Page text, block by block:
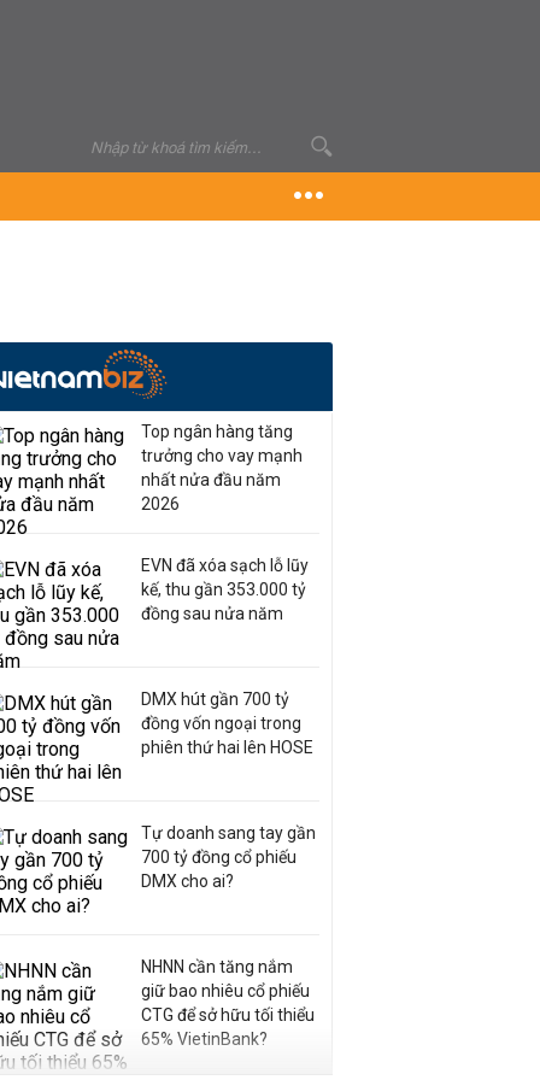
Top ngân hàng tăng
trưởng cho vay mạnh
nhất nửa đầu năm
2026
EVN đã xóa sạch lỗ lũy
kế, thu gần 353.000 tỷ
đồng sau nửa năm
DMX hút gần 700 tỷ
đồng vốn ngoại trong
phiên thứ hai lên HOSE
Tự doanh sang tay gần
700 tỷ đồng cổ phiếu
DMX cho ai?
NHNN cần tăng nắm
giữ bao nhiêu cổ phiếu
CTG để sở hữu tối thiểu
65% VietinBank?